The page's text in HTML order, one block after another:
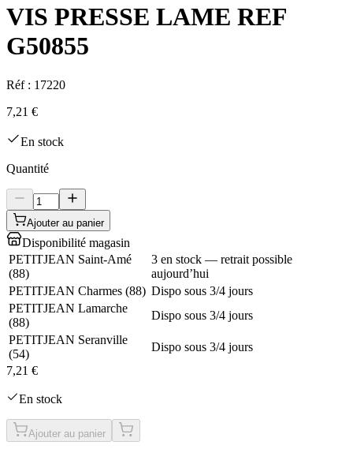
VIS PRESSE LAME REF
G50855
Réf : 17220
7,21 €
En stock
Quantité
Ajouter au panier
Disponibilité magasin
PETITJEAN Saint-Amé
(88)
3 en stock — retrait possible
aujourd’hui
PETITJEAN Charmes (88) Dispo sous 3/4 jours
PETITJEAN Lamarche
(88)
Dispo sous 3/4 jours
PETITJEAN Seranville
(54)
Dispo sous 3/4 jours
7,21 €
En stock
Ajouter au panier